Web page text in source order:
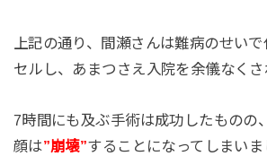
上記の通り、間瀬さんは難病のせい
セルし、あまつさえ入院を余儀なくさ
7時間にも及ぶ手術は成功したものの
顔は”崩壊”することになってしまいま